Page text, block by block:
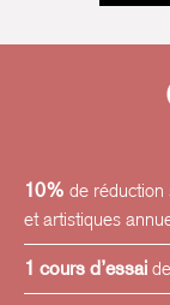
10% de réduction
et artistiques
1 cours d’essai